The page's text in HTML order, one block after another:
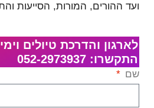
ועד ההורים, המורות, הסייעות
לארגון והדרכת טיולים
התקשרו: 052-2973937
שם